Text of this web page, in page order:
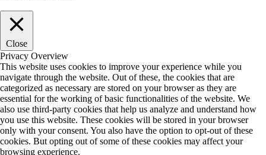
Close
Privacy Overview
This website uses cookies to improve your experience while you
navigate through the website. Out of these, the cookies that are
categorized as necessary are stored on your browser as they are
essential for the working of basic functionalities of the website. We
also use third-party cookies that help us analyze and understand how
you use this website. These cookies will be stored in your browser
only with your consent. You also have the option to opt-out of these
cookies. But opting out of some of these cookies may affect your
browsing experience.